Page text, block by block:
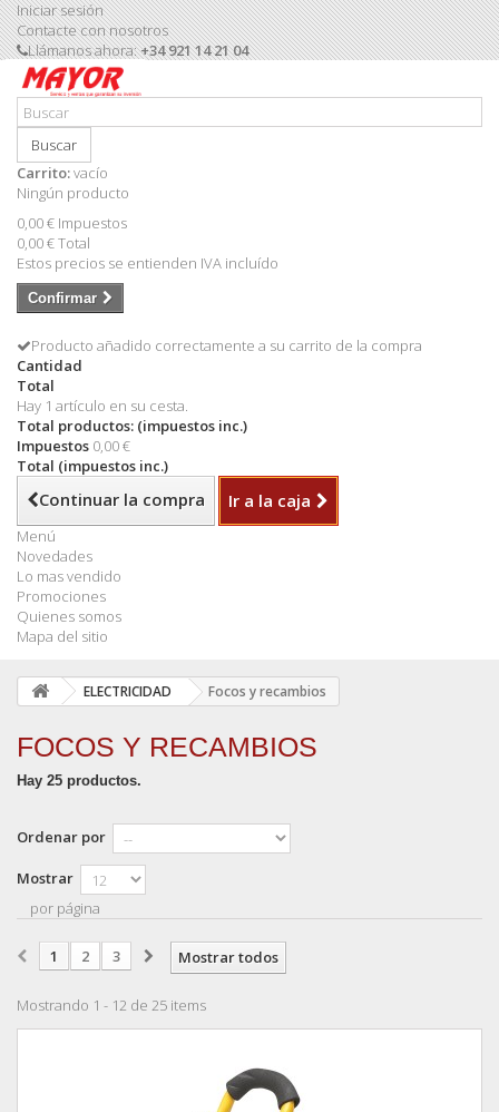
Iniciar sesión
Contacte con nosotros
Llámanos ahora:+34 921 14 21 04
Buscar
Carrito:vacío
Ningún producto
0,00 € Impuestos
0,00 €Total
Estos precios se entienden IVA incluído
Confirmar
Producto añadido correctamente a su carrito de la compra
Cantidad
Total
Hay 1 artículo en su cesta.
Total productos: (impuestos inc.)
Impuestos 0,00 €
Total (impuestos inc.)
Continuar la compra Ir a la caja
Menú
Novedades
Lo mas vendido
Promociones
Quienes somos
Mapa del sitio
ELECTRICIDAD Focos y recambios
FOCOS Y RECAMBIOS
Hay 25 productos.
Ordenar por
Mostrar
por página
Mostrar todos
1 2 3
Mostrando 1 - 12 de 25 items